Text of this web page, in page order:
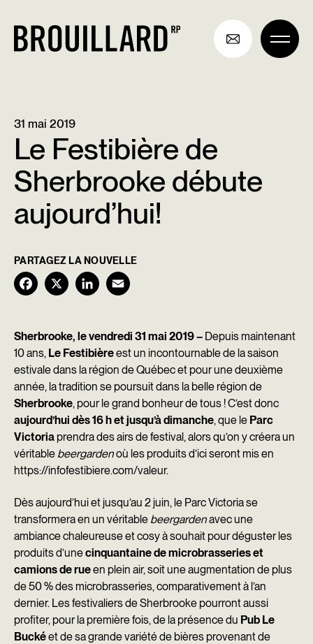
contenu
Le Festibière de
Sherbrooke débute
aujourd’hui!
31 mai 2019
PARTAGEZ LA NOUVELLE
F
c
e
b
o
o
k
X
L
n
k
e
d
n
a
i
l
Sherbrooke, le vendredi 31 mai 2019 – Depuis maintenant
10 ans, Le Festibièreest un incontournable de la saison
estivale dans la région de Québec et pour une deuxième
année, la tradition se poursuit dans la belle région de
Sherbrooke, pour le grand bonheur de tous ! C’est donc
aujourd’hui dès 16 h et jusqu’à dimanche, que le Parc
Victoria prendra des airs de festival, alors qu’on y créera un
véritable beergardenoù les produits d’ici seront mis en
https://infofestibiere.com/valeur.
Dès aujourd’hui et jusqu’au 2 juin, le Parc Victoria se
transformera en un véritable beergardenavec une
ambiance chaleureuse et cosy à souhait pour déguster les
produits d’unecinquantaine de microbrasseries et
camions de rueen plein air, soit une augmentation de plus
de 50 % des microbrasseries, comparativement à l’an
dernier. Les festivaliers de Sherbrooke pourront aussi
profiter, pour la première fois, de la présence du Pub Le
Buckéet de sa grande variété de bières provenant de